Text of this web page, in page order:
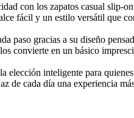
con los zapatos casual slip-
fácil y un estilo versátil que
paso gracias a su diseño
convierte en un básico
elección inteligente para
de cada día una experiencia